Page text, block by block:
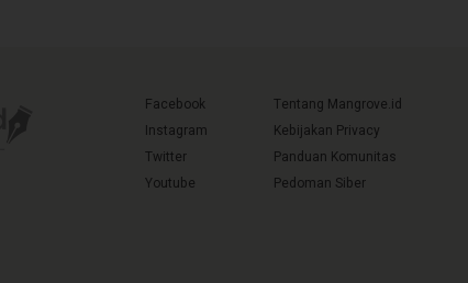
Facebook
Instagram
Twitter
Youtube
Tentang Mangrove.id
Kebijakan Privacy
Panduan Komunitas
Pedoman Siber